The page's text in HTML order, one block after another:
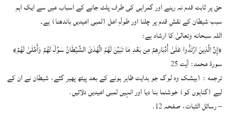
حق پر ثابت قدم نہ رہنے اور گمراہی کی طرف پلٹ جانے کے اسباب میں سے ایک اہم
سبب شیطان کے نقشِ قدم پر چلنا اور طولِ امل (لمبی امیدیں باندھنا) ہے۔
اللہ سبحانه وتعالیٰ کا ارشاد ہے:
﴿إِنَّ الَّذِينَ ارْتَدُّوا عَلَىٰ أَدْبَارِهِمْ مِن بَعْدِ مَا تَبَيَّنَ لَهُمُ الْهُدَىٰ الشَّيْطَانُ سَوَّلَ لَهُمْ وَأَمْلَىٰ لَهُمْ﴾
سورۃ محمد: آیت 25
ترجمه : (بیشک وہ لوگ جو ہدایت ظاہر ہونے کے بعد پیٹھ پھیر گئے، شیطان نے ان کے
لیے (گناہوں کو) خوشنما بنا دیا اور انہیں لمبی امیدیں دلائیں.
– رسائل الثبات، صفحہ 12.